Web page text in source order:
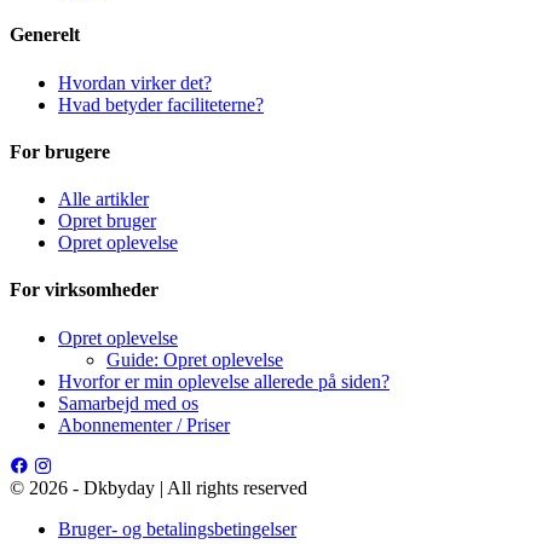
Generelt
Hvordan virker det?
Hvad betyder faciliteterne?
For brugere
Alle artikler
Opret bruger
Opret oplevelse
For virksomheder
Opret oplevelse
Guide: Opret oplevelse
Hvorfor er min oplevelse allerede på siden?
Samarbejd med os
Abonnementer / Priser
© 2026 - Dkbyday | All rights reserved
Bruger- og betalingsbetingelser